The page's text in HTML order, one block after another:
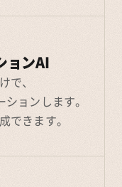
ョンAI
、
ョンします。
できます。